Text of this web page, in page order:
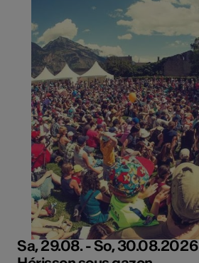
Sa, 29.08. - So, 30.08.2026